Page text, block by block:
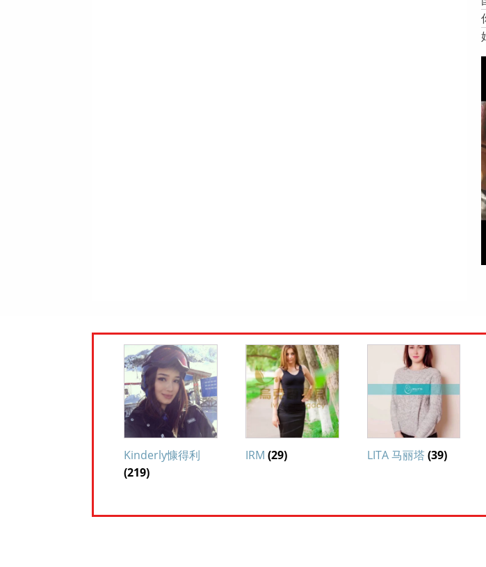
Kinderly慷得利
(219)
IRM (29) LITA 马丽塔 (39)